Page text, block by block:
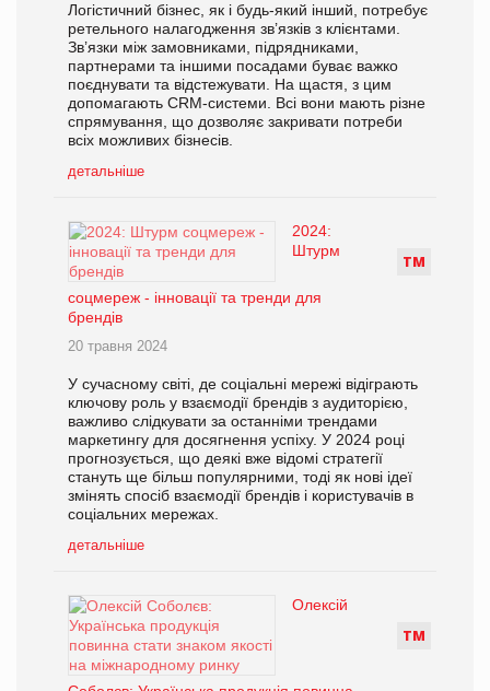
Логістичний бізнес, як і будь-який інший, потребує
ретельного налагодження зв’язків з клієнтами.
Зв’язки між замовниками, підрядниками,
партнерами та іншими посадами буває важко
поєднувати та відстежувати. На щастя, з цим
допомагають CRM-системи. Всі вони мають різне
спрямування, що дозволяє закривати потреби
всіх можливих бізнесів.
детальніше
ТМ
2024:
Штурм
соцмереж - інновації та тренди для
брендів
20 травня 2024
У сучасному світі, де соціальні мережі відіграють
ключову роль у взаємодії брендів з аудиторією,
важливо слідкувати за останніми трендами
маркетингу для досягнення успіху. У 2024 році
прогнозується, що деякі вже відомі стратегії
стануть ще більш популярними, тоді як нові ідеї
змінять спосіб взаємодії брендів і користувачів в
соціальних мережах.
детальніше
ТМ
Олексій